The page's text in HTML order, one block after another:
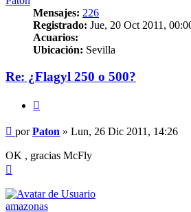
Mensajes: 226
Registrado: Jue, 20 Oct 2011,
Acuarios:
Ubicación: Sevilla
Re: ¿Flagyl 250 o 500?
Mensaje
porPaton » Lun, 26 Dic 2011, 14:26
OK , gracias McFly
amazonas